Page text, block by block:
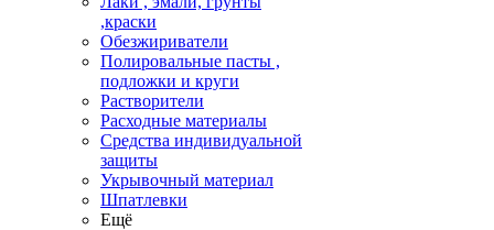
,краски
Обезжириватели
Полировальные пасты ,
подложки и круги
Растворители
Расходные материалы
Средства индивидуальной
защиты
Укрывочный материал
Шпатлевки
Ещё